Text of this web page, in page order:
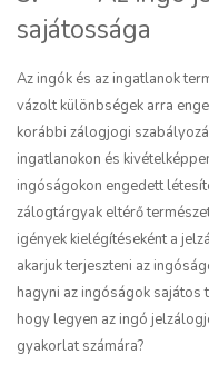
sajátossága
Az ingók és az ingatlanok
vázolt különbségek arra
korábbi zálogjogi
ingatlanokon és
ingóságokon engedett
zálogtárgyak eltérő
igények kielégítéseként a
akarjuk terjeszteni az
hagyni az ingóságok sajátos
hogy legyen az ingó
gyakorlat számára?